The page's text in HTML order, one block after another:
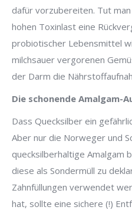
dafür vorzubereiten. Tut
hohen Toxinlast eine
probiotischer Lebensmittel
milchsauer vergorenen
der Darm die
Die schonende Amalgam-
Dass Quecksilber ein
Aber nur die Norweger und
quecksilberhaltige Amalgam
diese als Sondermüll zu
Zahnfüllungen verwendet
hat, sollte eine sichere (!)